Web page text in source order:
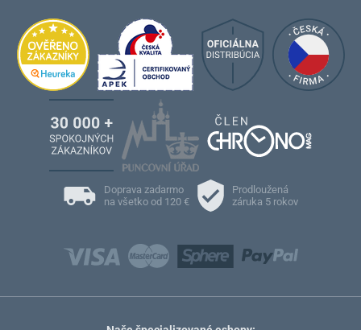
Doprava zadarmo
na všetko od 120 €
Prodloužená
záruka 5 rokov